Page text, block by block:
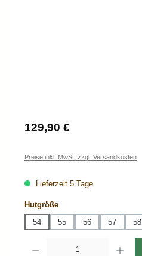
Regulärer Preis:
129,90 €
Preise inkl. MwSt. zzgl. Versandkosten
Lieferzeit 5 Tage
Hutgrößeauswählen
54
55 56 57 58